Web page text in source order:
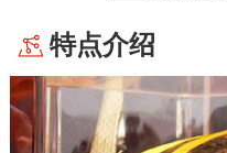
特点介绍